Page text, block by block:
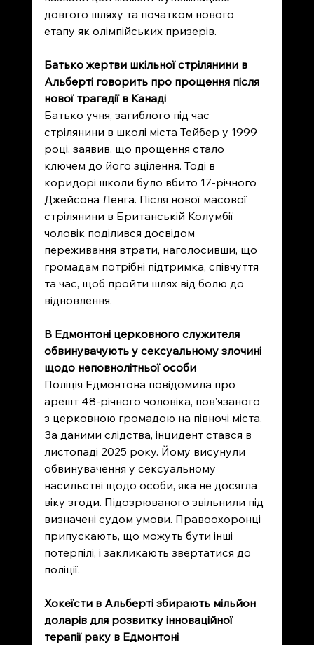
довгого шляху та початком нового
етапу як олімпійських призерів.
Батько жертви шкільної стрілянини в
Альберті говорить про прощення після
нової трагедії в Канаді
Батько учня, загиблого під час
стрілянини в школі міста Тейбер у 1999
році, заявив, що прощення стало
ключем до його зцілення. Тоді в
коридорі школи було вбито 17-річного
Джейсона Ленга. Після нової масової
стрілянини в Британській Колумбії
чоловік поділився досвідом
переживання втрати, наголосивши, що
громадам потрібні підтримка, співчуття
та час, щоб пройти шлях від болю до
відновлення.
В Едмонтоні церковного служителя
обвинувачують у сексуальному злочині
щодо неповнолітньої особи
Поліція Едмонтона повідомила про
арешт 48-річного чоловіка, пов’язаного
з церковною громадою на півночі міста.
За даними слідства, інцидент стався в
листопаді 2025 року. Йому висунули
обвинувачення у сексуальному
насильстві щодо особи, яка не досягла
віку згоди. Підозрюваного звільнили під
визначені судом умови. Правоохоронці
припускають, що можуть бути інші
потерпілі, і закликають звертатися до
поліції.
Хокеїсти в Альберті збирають мільйон
доларів для розвитку інноваційної
терапії раку в Едмонтоні